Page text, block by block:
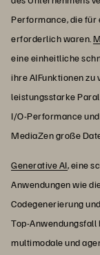
Performance, die für
erforderlich waren.
eine einheitliche
ihre AIFunktionen zu
leistungsstarke
I/O-Performance
MediaZen große
Generative AI, eine
Anwendungen wie
Codegenerierung
Top-Anwendungsfall
multimodale und